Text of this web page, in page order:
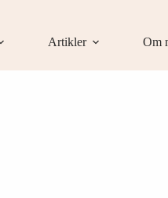
Artikler Om